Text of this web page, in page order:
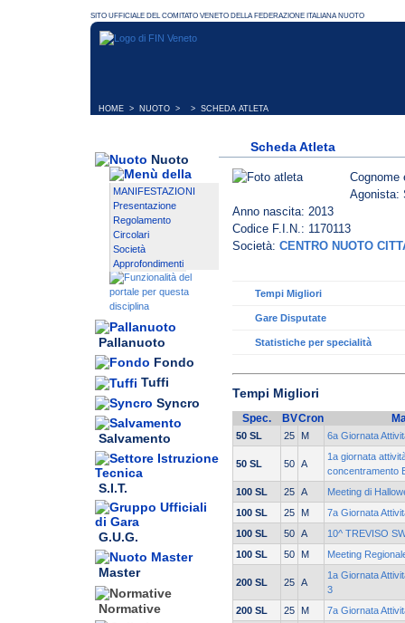
HOME > NUOTO > > SCHEDA ATLETA
Nuoto
MANIFESTAZIONI
Presentazione
Regolamento
Circolari
Società
Approfondimenti
Pallanuoto
Fondo
Tuffi
Syncro
Salvamento
S.I.T.
G.U.G.
Master
Normative
Scheda Atleta
Agonista:
Anno nascita: 2013
Codice F.I.N.: 1170113
Società: CENTRO NUOTO
Tempi Migliori
Gare Disputate
Statistiche per specialità
Tempi Migliori
Spec. BVCron
50 SL 25 M 6a Giornata
50 SL 50 A
1a giornata
concentramento
100 SL
25 A
Meeting di
100 SL
25 M
7a Giornata
100 SL
50 A
10^ TREVISO
100 SL
50 M Meeting
200 SL 25 A
1a Giornata
3
200 SL
25 M
7a Giornata